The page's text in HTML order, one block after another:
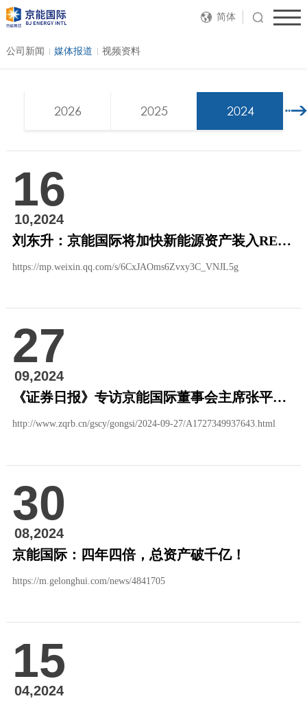
简体
公司新闻 媒体报道 视频资料
2026 2025 2024
16
10,2024
刘东升：京能国际将加快新能源资产装入REITs平台的速度
https://mp.weixin.qq.com/s/6CxJAOms6Zvxy3C_VNJL5g
27
09,2024
《证券日报》专访京能国际董事会主席张平：坚持发展速度和发展质量并重
http://www.zqrb.cn/gscy/gongsi/2024-09-27/A1727349937643.html
30
08,2024
京能国际：四年四倍，总资产破千亿！
https://m.gelonghui.com/news/4841705
15
04,2024